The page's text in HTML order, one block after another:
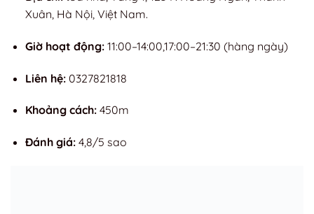
Xuân, Hà Nội, Việt Nam.
Giờ hoạt động: 11:00–14:00,17:00–21:30 (hàng ngày)
Liên hệ: 0327821818
Khoảng cách: 450m
Đánh giá: 4,8/5 sao